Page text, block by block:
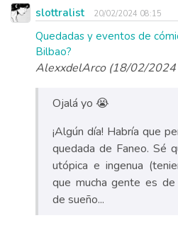
slottralist 20/02/2024 08:15
Quedadas y eventos de
Bilbao?
AlexxdelArco (18/02/
Ojalá yo 😭
¡Algún día! Habría que
quedada de Faneo. Sé
utópica e ingenua
que mucha gente es de
de sueño...